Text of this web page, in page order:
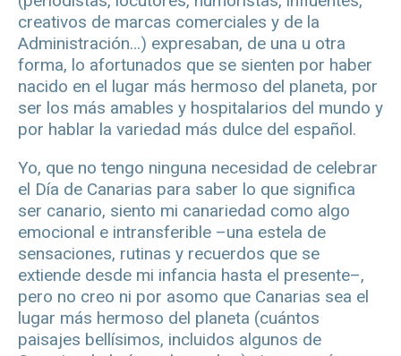
creativos de marcas comerciales y de la
Administración…) expresaban, de una u otra
forma, lo afortunados que se sienten por haber
nacido en el lugar más hermoso del planeta, por
ser los más amables y hospitalarios del mundo y
por hablar la variedad más dulce del español.
Yo, que no tengo ninguna necesidad de celebrar
el Día de Canarias para saber lo que significa
ser canario, siento mi canariedad como algo
emocional e intransferible –una estela de
sensaciones, rutinas y recuerdos que se
extiende desde mi infancia hasta el presente–,
pero no creo ni por asomo que Canarias sea el
lugar más hermoso del planeta (cuántos
paisajes bellísimos, incluidos algunos de